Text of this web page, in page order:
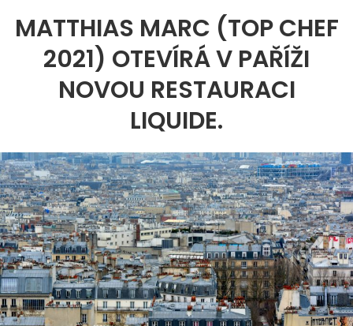
MATTHIAS MARC (TOP CHEF
2021) OTEVÍRÁ V PAŘÍŽI
NOVOU RESTAURACI
LIQUIDE.